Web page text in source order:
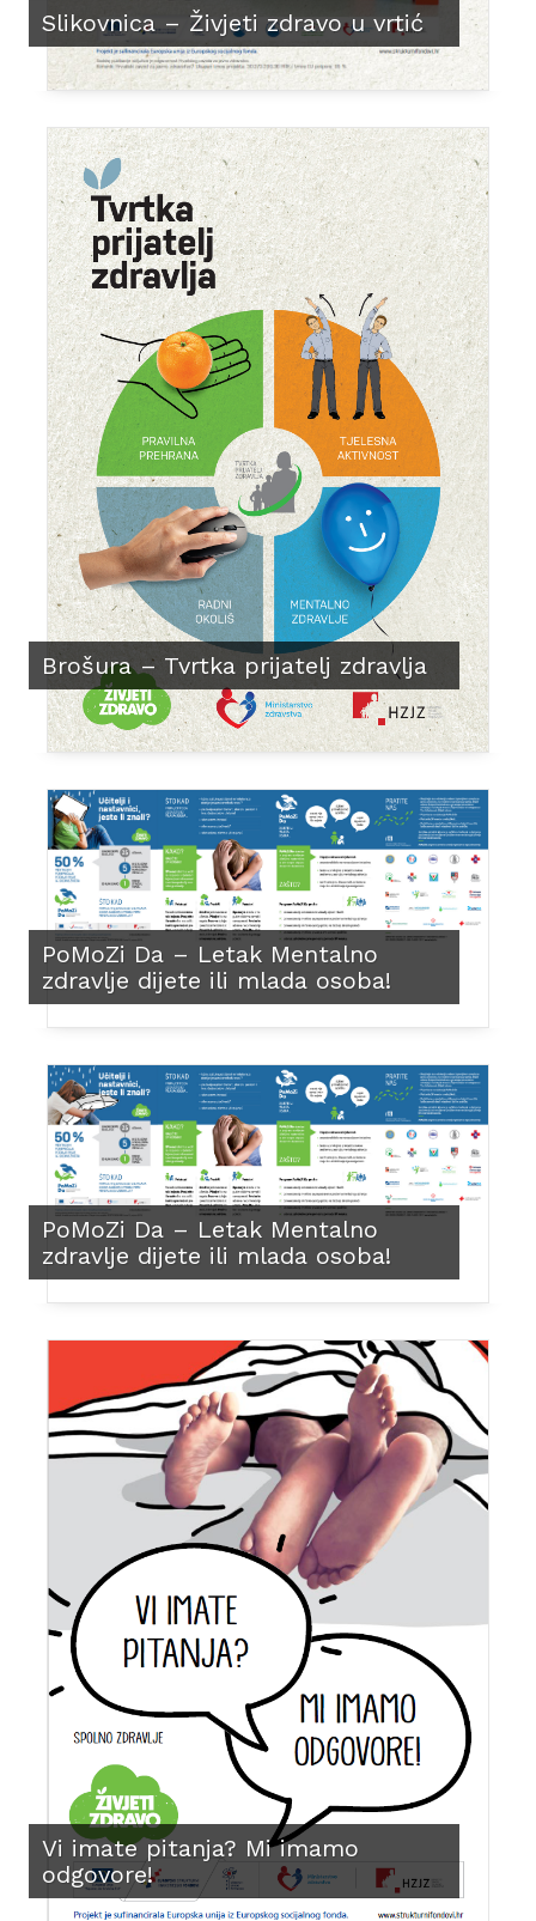
Slikovnica – Živjeti zdravo u vrtić
Brošura – Tvrtka prijatelj zdravlja
PoMoZi Da – Letak Mentalno
zdravlje dijete ili mlada osoba!
PoMoZi Da – Letak Mentalno
zdravlje dijete ili mlada osoba!
Vi imate pitanja? Mi imamo
odgovore!